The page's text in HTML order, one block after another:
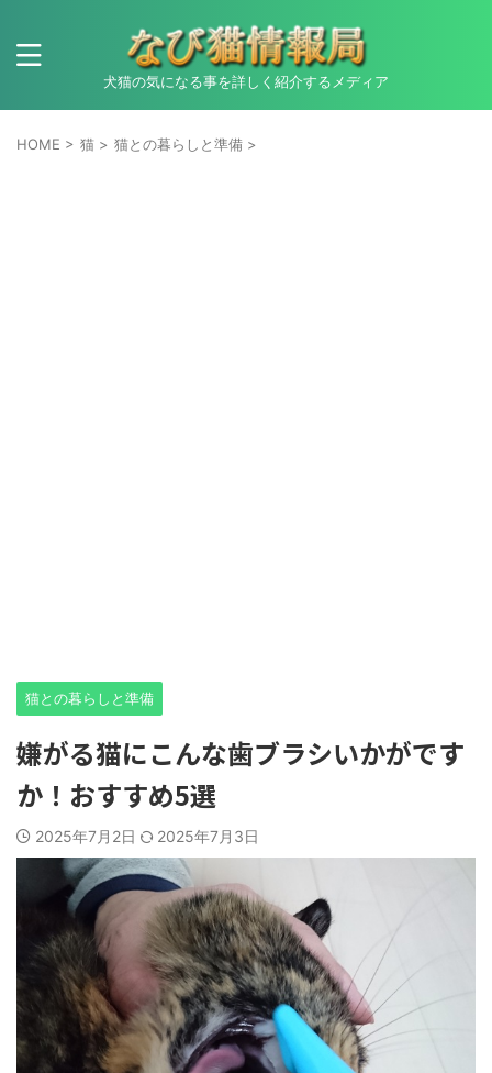
犬猫の気になる事を詳しく紹介するメディア
HOME > 猫 > 猫との暮らしと準備 >
猫との暮らしと準備
嫌がる猫にこんな歯ブラシいかがです
か！おすすめ5選
2025年7月2日 2025年7月3日